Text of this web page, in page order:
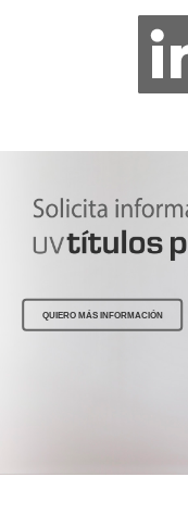
QUIERO MÁS INFORMACIÓN